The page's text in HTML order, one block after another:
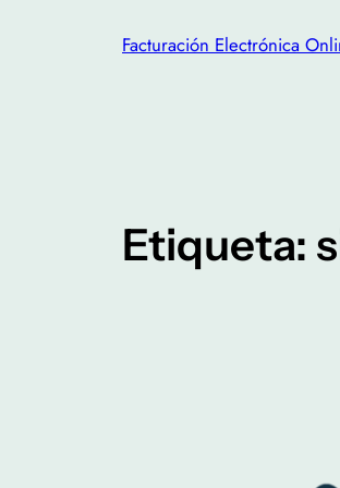
Facturación Electrónica
Etiqueta: